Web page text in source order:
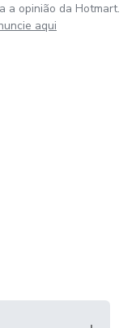
a opinião da Hotmart.
aqui